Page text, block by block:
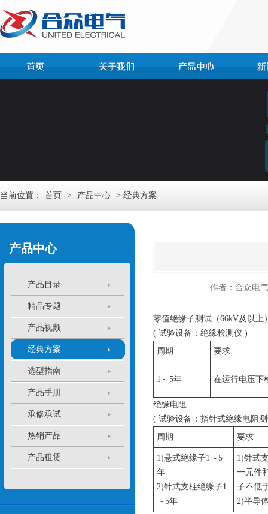
当前位置： 首页 > 产品中心 > 经典方案
产品中心
产品目录
精品专题
产品视频
经典方案
选型指南
产品手册
承修承试
热销产品
产品租赁
作者：合众电
零值绝缘子测试（66kV及以上
( 试验设备：绝缘检测仪 )
周期
要求
1～5年 在运行电压下
绝缘电阻
( 试验设备：指针式绝缘电阻
周期
要求
1)悬式绝缘子1～5
年
2)针式支柱绝缘子1
～5年
1)针式
一元件
子不低
2)半导